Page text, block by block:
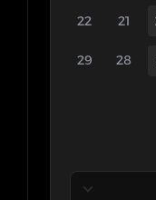
21
22
28
29